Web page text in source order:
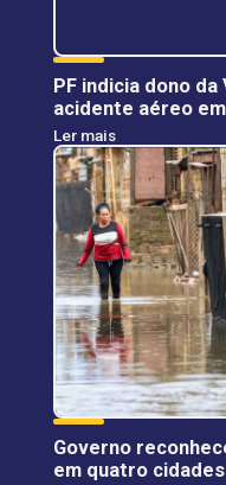
PF indicia dono
acidente aéreo
Ler mais
Governo
em quatro